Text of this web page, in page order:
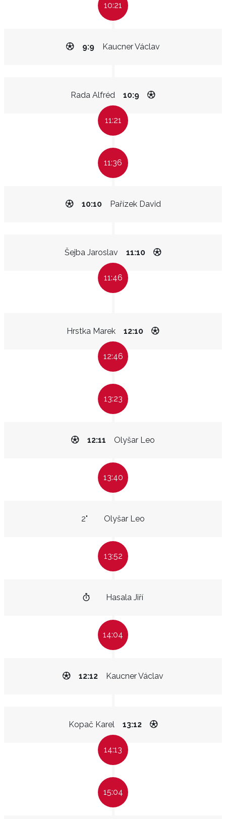
10:21
Kaucner Václav
9:9
Rada Alfréd 10:9
11:21
11:36
Pařízek David
10:10
Šejba Jaroslav 11:10
11:46
Hrstka Marek 12:10
12:46
13:23
Olyšar Leo
12:11
13:40
Olyšar Leo
2"
13:52
Hasala Jiří
14:04
Kaucner Václav
12:12
Kopač Karel 13:12
14:13
15:04